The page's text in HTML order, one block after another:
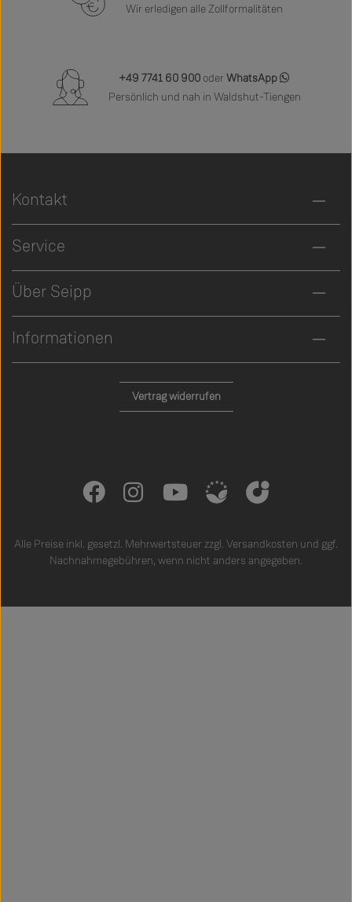
Wir erledigen alle Zollformalitäten
+49 7741 60 900 oder WhatsApp
Persönlich und nah in Waldshut-Tiengen
Kontakt
Service
Über Seipp
Informationen
Vertrag widerrufen
Alle Preise inkl. gesetzl. Mehrwertsteuer zzgl. Versandkosten und ggf.
Nachnahmegebühren, wenn nicht anders angegeben.